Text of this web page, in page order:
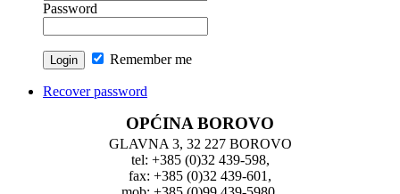
Password
Remember me
Recover password
OPĆINA BOROVO
GLAVNA 3, 32 227 BOROVO
tel: +385 (0)32 439-598,
fax: +385 (0)32 439-601,